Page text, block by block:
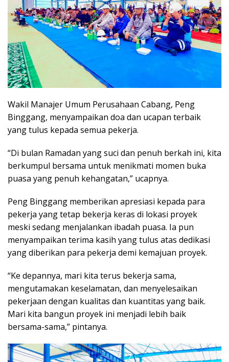
Wakil Manajer Umum Perusahaan Cabang, Peng
Binggang, menyampaikan doa dan ucapan terbaik
yang tulus kepada semua pekerja.
“Di bulan Ramadan yang suci dan penuh berkah ini, kita
berkumpul bersama untuk menikmati momen buka
puasa yang penuh kehangatan,” ucapnya.
Peng Binggang memberikan apresiasi kepada para
pekerja yang tetap bekerja keras di lokasi proyek
meski sedang menjalankan ibadah puasa. Ia pun
menyampaikan terima kasih yang tulus atas dedikasi
yang diberikan para pekerja demi kemajuan proyek.
“Ke depannya, mari kita terus bekerja sama,
mengutamakan keselamatan, dan menyelesaikan
pekerjaan dengan kualitas dan kuantitas yang baik.
Mari kita bangun proyek ini menjadi lebih baik
bersama-sama,” pintanya.